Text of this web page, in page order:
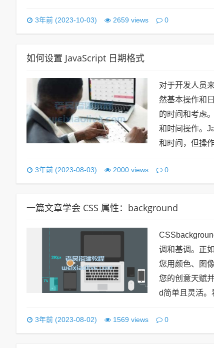
3年前 (2023-10-03) 2659 views 0
如何设置 JavaScript 日期格式
对于开发人员
然基本操作和
的时间和考虑
和时间操作。
和时间，但操
3年前 (2023-08-03) 2000 views 0
一篇文章学会 CSS 属性：background
调和基调。正
您用颜色、图
您的创意天赋
d简单且灵活。
3年前 (2023-08-02) 1569 views 0